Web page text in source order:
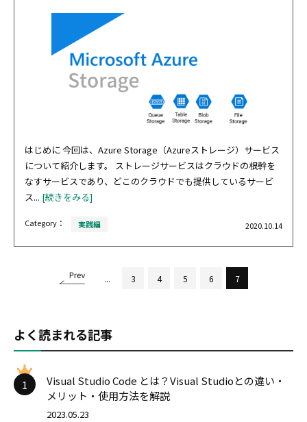
はじめに 今回は、Azure Storage（Azureストレージ）サービス
について紹介します。 ストレージサービスはクラウドの根幹を
なすサービスであり、どこのクラウドでも提供しているサービ
ス... [続きをみる]
Category： 実践編 2020.10.14
... 3 4 5 6 7
よく読まれる記事
1
Visual Studio Code とは？Visual Studioとの違い・
メリット・使用方法を解説
2023.05.23